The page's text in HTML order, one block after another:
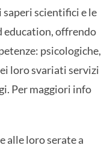
saperi scientifici e le
education, offrendo
psicologiche,
loro svariati servizi
Per maggiori info
alle loro serate a